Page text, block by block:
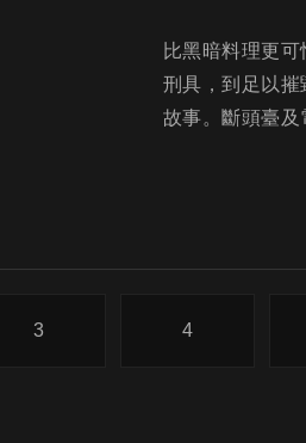
比黑暗料理更
刑具，到足以
故事。斷頭臺及
3 4